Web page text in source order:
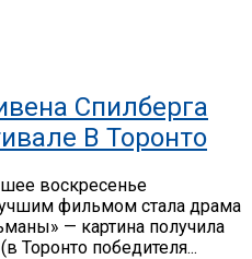
Спилберга
В Торонто
воскресенье
фильмом стала драма
— картина получила
Торонто победителя...